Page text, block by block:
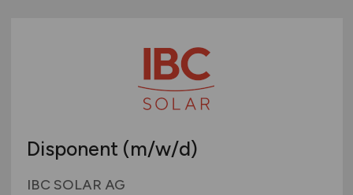
Disponent (m/w/d)
IBC SOLAR AG